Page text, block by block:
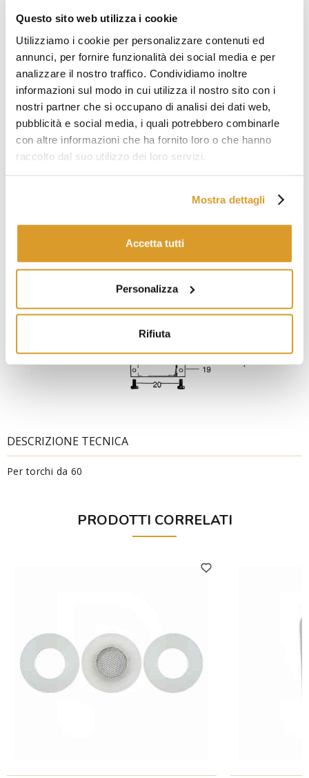
Questo sito web utilizza i cookie
Utilizziamo i cookie per personalizzare contenuti ed
annunci, per fornire funzionalità dei social media e per
analizzare il nostro traffico. Condividiamo inoltre
informazioni sul modo in cui utilizza il nostro sito con i
nostri partner che si occupano di analisi dei dati web,
pubblicità e social media, i quali potrebbero combinarle
con altre informazioni che ha fornito loro o che hanno
raccolto dal suo utilizzo dei loro servizi.
Mostra dettagli
Accetta tutti
Personalizza
Rifiuta
22 - Dadi fissaggio per
pompa e gruppo scarico
23 - Gruppo scarico
completo
DESCRIZIONE TECNICA
Per torchi da 60
PRODOTTI CORRELATI